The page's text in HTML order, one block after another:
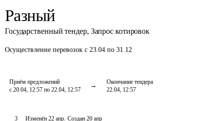
Разный
Государственный тендер, Запрос котировок
Осуществление перевозок с 23.04 по 31.12
Приём предложений
с 20.04, 12:57 по 22.04, 12:57
Окончание тендера
22.04, 12:57
3 Изменён 22 апр. Создан 20 апр